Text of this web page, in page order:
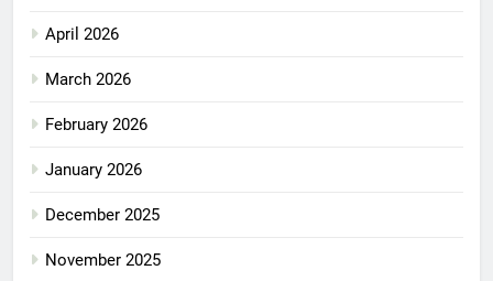
April 2026
March 2026
February 2026
January 2026
December 2025
November 2025